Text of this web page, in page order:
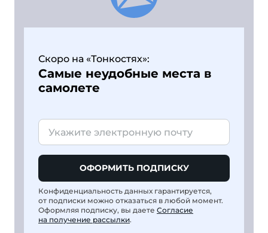
Скоро на «Тонкостях»:
Самые неудобные места в
самолете
ОФОРМИТЬ ПОДПИСКУ
Конфиденциальность данных гарантируется,
от подписки можно отказаться в любой момент.
Оформляя подписку, вы даете Согласие
на получение рассылки.